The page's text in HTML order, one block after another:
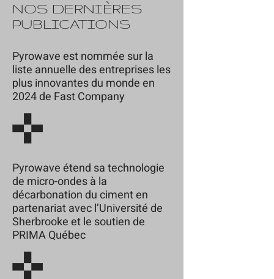
NOS DERNIÈRES
PUBLICATIONS
Pyrowave est nommée sur la
liste annuelle des entreprises les
plus innovantes du monde en
2024 de Fast Company
Pyrowave étend sa technologie
de micro-ondes à la
décarbonation du ciment en
partenariat avec l’Université de
Sherbrooke et le soutien de
PRIMA Québec